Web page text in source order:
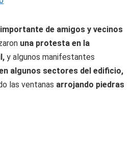
de amigos y vecinos
una protesta en la
y algunos manifestantes
algunos sectores del edificio,
las ventanas arrojando piedras